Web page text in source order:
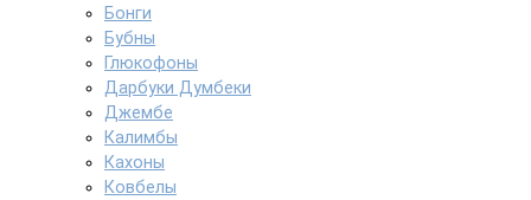
Бонги
Бубны
Глюкофоны
Дарбуки Думбеки
Джембе
Калимбы
Кахоны
Ковбелы